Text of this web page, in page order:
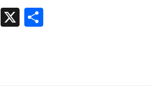
Li X